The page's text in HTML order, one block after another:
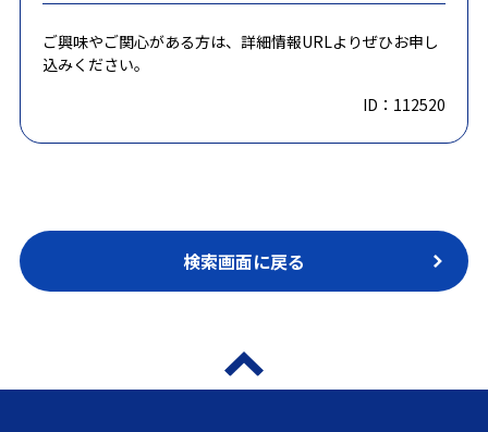
ご興味やご関心がある方は、詳細情報URLよりぜひお申し
込みください。
ID：112520
検索画面に戻る